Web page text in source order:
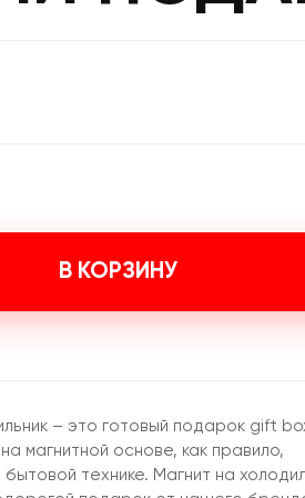
В КОРЗИНУ
– это готовый подарок gift
магнитной основе, как правило,
технике. Магнит на